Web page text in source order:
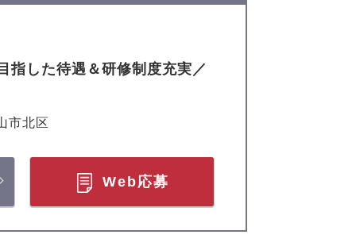
指した待遇＆研修制度充実／
市北区
Web応募